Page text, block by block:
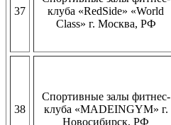
37
клуба «RedSide» «World
Class» г. Москва, РФ
38
Спортивные залы фитнес-
клуба «MADEINGYM» г.
Новосибирск, РФ